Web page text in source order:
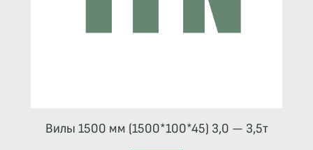
Вилы 1500 мм (1500*100*45) 3,0 — 3,5т